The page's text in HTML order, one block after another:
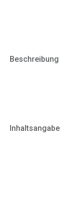
Beschreibung
Inhaltsangabe